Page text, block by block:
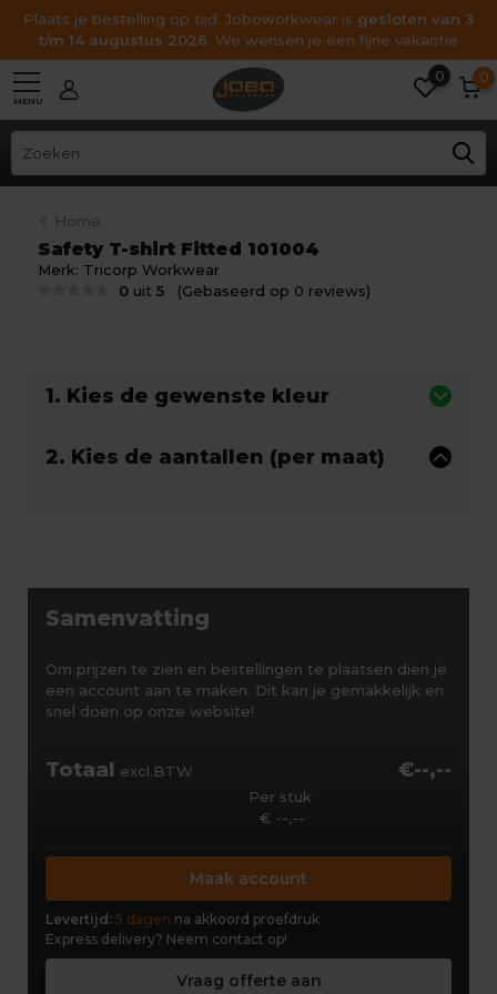
Plaats je bestelling op tijd. Joboworkwear is gesloten van 3
t/m 14 augustus 2026. We wensen je een fijne vakantie
MENU
0 0
Home
Safety T-shirt Fitted 101004
Merk: Tricorp Workwear
0 uit5 (Gebaseerd op 0 reviews)
1. Kies de gewenste kleur
2. Kies de aantallen (per maat)
Samenvatting
Om prijzen te zien en bestellingen te plaatsen dien je
een account aan te maken. Dit kan je gemakkelijk en
snel doen op onze website!
Totaal excl.BTW €--,--
Per stuk
€ --,--
Maak account
Levertijd: 5 dagen na akkoord proefdruk
Express delivery? Neem contact op!
Vraag offerte aan